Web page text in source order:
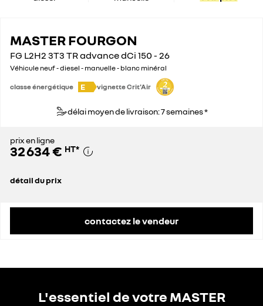
MASTER FOURGON
FG L2H2 3T3 TR advance dCi 150 - 26
Véhicule neuf - diesel - manuelle - blanc minéral
classe énergétique E vignette Crit'Air
délai moyen de livraison: 7 semaines *
prix en ligne
32 634 € HT*
détail du prix
contactez le vendeur
L'essentiel de votre MASTER